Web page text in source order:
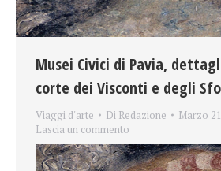
Musei Civici di Pavia,
corte dei Visconti e degli
Viaggi d'arte Di Redazione
Marzo
Lascia un commento